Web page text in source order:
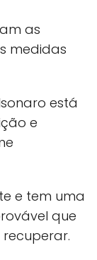
as
medidas
está
e
e tem uma
que